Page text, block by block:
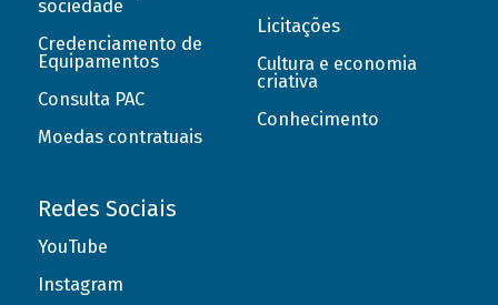
sociedade
Credenciamento de
Equipamentos
Consulta PAC
Moedas contratuais
Licitações
Cultura e economia
criativa
Conhecimento
Redes Sociais
YouTube
Instagram